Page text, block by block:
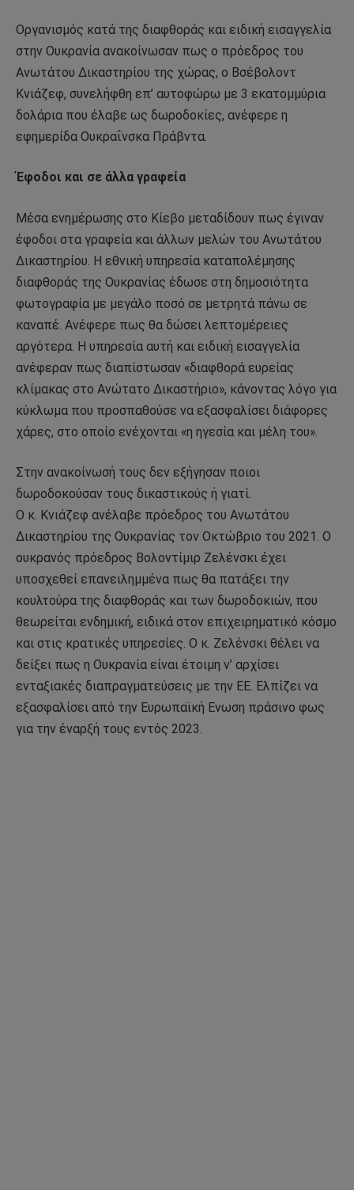
Οργανισμός κατά της διαφθοράς και ειδική εισαγγελία
στην Ουκρανία ανακοίνωσαν πως ο πρόεδρος του
Ανωτάτου Δικαστηρίου της χώρας, ο Βσέβολοντ
Κνιάζεφ, συνελήφθη επ’ αυτοφώρω με 3 εκατομμύρια
δολάρια που έλαβε ως δωροδοκίες, ανέφερε η
εφημερίδα Ουκραΐνσκα Πράβντα.
Έφοδοι και σε άλλα γραφεία
Μέσα ενημέρωσης στο Κίεβο μεταδίδουν πως έγιναν
έφοδοι στα γραφεία και άλλων μελών του Ανωτάτου
Δικαστηρίου. Η εθνική υπηρεσία καταπολέμησης
διαφθοράς της Ουκρανίας έδωσε στη δημοσιότητα
φωτογραφία με μεγάλο ποσό σε μετρητά πάνω σε
καναπέ. Ανέφερε πως θα δώσει λεπτομέρειες
αργότερα. Η υπηρεσία αυτή και ειδική εισαγγελία
ανέφεραν πως διαπίστωσαν «διαφθορά ευρείας
κλίμακας στο Ανώτατο Δικαστήριο», κάνοντας λόγο για
κύκλωμα που προσπαθούσε να εξασφαλίσει διάφορες
χάρες, στο οποίο ενέχονται «η ηγεσία και μέλη του».
Στην ανακοίνωσή τους δεν εξήγησαν ποιοι
δωροδοκούσαν τους δικαστικούς ή γιατί.
Ο κ. Κνιάζεφ ανέλαβε πρόεδρος του Ανωτάτου
Δικαστηρίου της Ουκρανίας τον Οκτώβριο του 2021. Ο
ουκρανός πρόεδρος Βολοντίμιρ Ζελένσκι έχει
υποσχεθεί επανειλημμένα πως θα πατάξει την
κουλτούρα της διαφθοράς και των δωροδοκιών, που
θεωρείται ενδημική, ειδικά στον επιχειρηματικό κόσμο
και στις κρατικές υπηρεσίες. Ο κ. Ζελένσκι θέλει να
δείξει πως η Ουκρανία είναι έτοιμη ν’ αρχίσει
ενταξιακές διαπραγματεύσεις με την ΕΕ. Ελπίζει να
εξασφαλίσει από την Ευρωπαϊκή Eνωση πράσινο φως
για την έναρξή τους εντός 2023.